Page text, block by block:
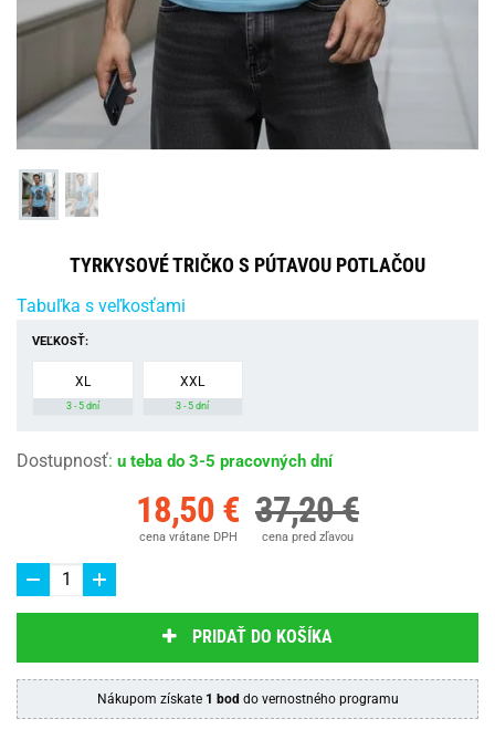
TYRKYSOVÉ TRIČKO S PÚTAVOU POTLAČOU
Tabuľka s veľkosťami
VEĽKOSŤ:
XL
3 - 5 dní
XXL
3 - 5 dní
Dostupnosť: u teba do 3-5 pracovných dní
18,50 €
cena vrátane DPH
37,20 €
cena pred zľavou
PRIDAŤ DO KOŠÍKA
Nákupom získate 1 bod do vernostného programu